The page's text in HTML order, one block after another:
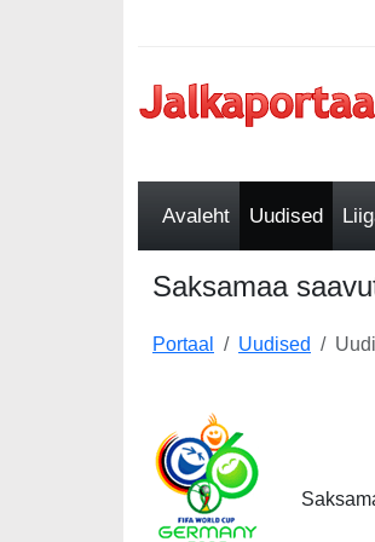
Avaleht Uudised
Saksamaa
Portaal Uudised